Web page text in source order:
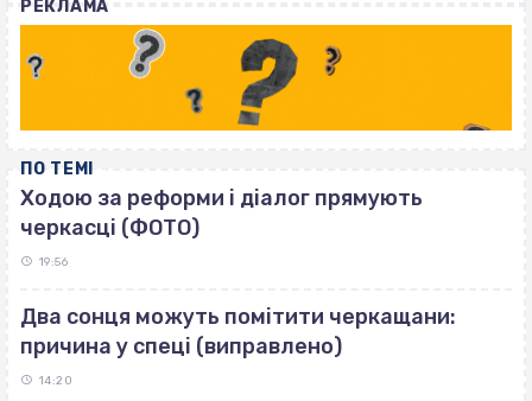
РЕКЛАМА
ПО ТЕМІ
Ходою за реформи і діалог прямують
черкасці (ФОТО)
19:56
Два сонця можуть помітити черкащани:
причина у спеці (виправлено)
14:20